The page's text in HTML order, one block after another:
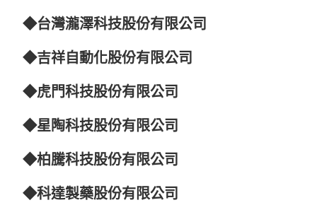
◆台灣瀧澤科技股份有限公司
◆吉祥自動化股份有限公司
◆虎門科技股份有限公司
◆星陶科技股份有限公司
◆柏騰科技股份有限公司
◆科達製藥股份有限公司